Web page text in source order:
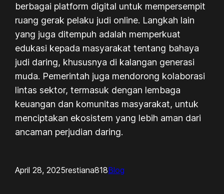
berbagai platform digital untuk mempersempit
ruang gerak pelaku judi online. Langkah lain
yang juga ditempuh adalah memperkuat
edukasi kepada masyarakat tentang bahaya
judi daring, khususnya di kalangan generasi
muda. Pemerintah juga mendorong kolaborasi
lintas sektor, termasuk dengan lembaga
keuangan dan komunitas masyarakat, untuk
menciptakan ekosistem yang lebih aman dari
ancaman perjudian daring.
April 28, 2025restiana818Blog